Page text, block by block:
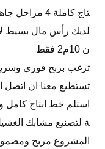
تاج كاملة 4 مراحل جاهزة للعمل والانتاج
ن 10م2 فقط
ترغب بربح فوري
تستطيع معنا ان اتصل
استلم خط انتاج كامل
ة لتصنيع مشابك
المشروع مربح